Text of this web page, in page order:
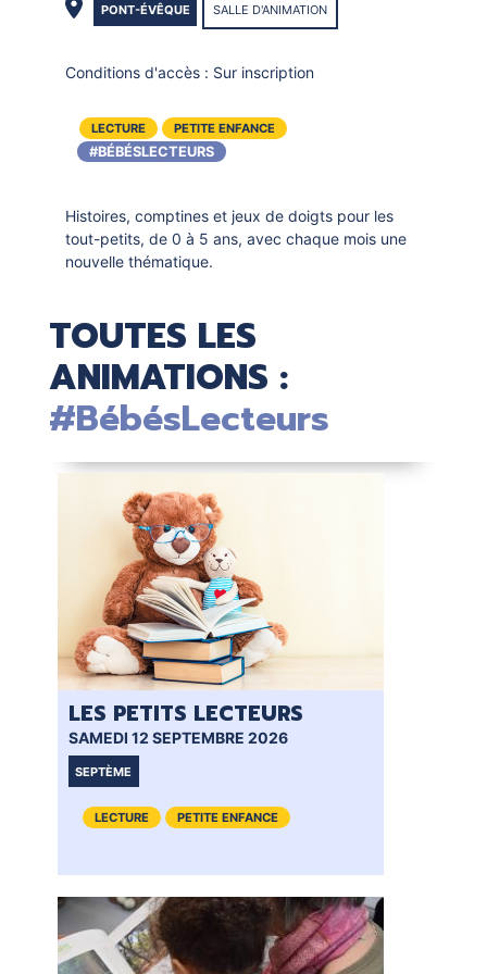
PONT-ÉVÊQUE SALLE D'ANIMATION
Conditions d'accès : Sur inscription
LECTURE PETITE ENFANCE
#BÉBÉSLECTEURS
Histoires, comptines et jeux de doigts pour les
tout-petits, de 0 à 5 ans, avec chaque mois une
nouvelle thématique.
TOUTES LES
ANIMATIONS :
#BébésLecteurs
LES PETITS LECTEURS
SAMEDI 12 SEPTEMBRE 2026
SEPTÈME
LECTURE PETITE ENFANCE